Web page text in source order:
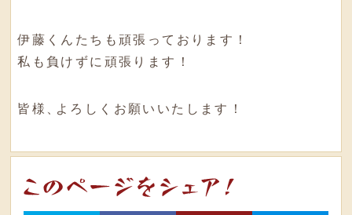
伊藤くんたちも頑張っております！
私も負けずに頑張ります！
皆様 、よろしくお願いいたします！